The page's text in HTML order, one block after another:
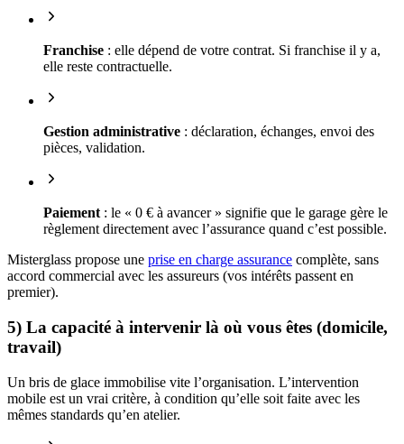
Franchise : elle dépend de votre contrat. Si franchise il y a,
elle reste contractuelle.
Gestion administrative : déclaration, échanges, envoi des
pièces, validation.
Paiement : le « 0 € à avancer » signifie que le garage gère le
règlement directement avec l’assurance quand c’est possible.
Misterglass propose une prise en charge assurance complète, sans
accord commercial avec les assureurs (vos intérêts passent en
premier).
5) La capacité à intervenir là où vous êtes (domicile,
travail)
Un bris de glace immobilise vite l’organisation. L’intervention
mobile est un vrai critère, à condition qu’elle soit faite avec les
mêmes standards qu’en atelier.